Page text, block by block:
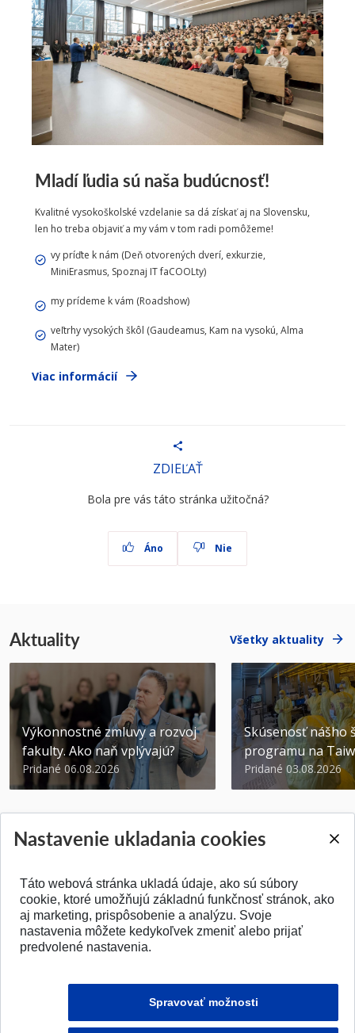
Mladí ľudia sú naša budúcnosť!
Kvalitné vysokoškolské vzdelanie sa dá získať aj na Slovensku,
len ho treba objaviť a my vám v tom radi pomôžeme!
vy príďte k nám (Deň otvorených dverí, exkurzie,
MiniErasmus, Spoznaj IT faCOOLty)
my prídeme k vám (Roadshow)
veľtrhy vysokých škôl (Gaudeamus, Kam na vysokú, Alma
Mater)
Viac informácií
ZDIEĽAŤ
Bola pre vás táto stránka užitočná?
Áno Nie
Aktuality Všetky aktuality
Výkonnostné zmluvy a rozvoj
fakulty. Ako naň vplývajú?
Pridané 06.08.2026
Skúsenosť nášho
programu na
Pridané 03.08.2026
SPÄŤ NA VRCH
Nastavenie ukladania cookies
Táto webová stránka ukladá údaje, ako sú súbory
cookie, ktoré umožňujú základnú funkčnosť stránok, ako
aj marketing, prispôsobenie a analýzu. Svoje
nastavenia môžete kedykoľvek zmeniť alebo prijať
predvolené nastavenia.
Spravovať možnosti